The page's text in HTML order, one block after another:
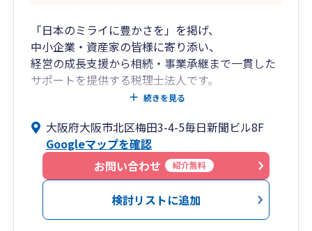
「日本のミライに豊かさを」を掲げ、
中小企業・資産家の皆様に寄り添い、
経営の成長支援から相続・事業承継まで一貫した
サポートを提供する税理士法人です。
創業期から成長期、成熟期から承継期に至るま
各フェーズに応じた税務・財務の最適解をご提
案。
クラウド会計の導入支援から月次経営管理まで、
わかりやすくご支援いたします。
■私たちが選ばれる理由
続きを見る
大阪府大阪市北区梅田3-4-5毎日新聞ビル8F
Googleマップを確認
お問い合わせ
紹介無料
検討リストに追加